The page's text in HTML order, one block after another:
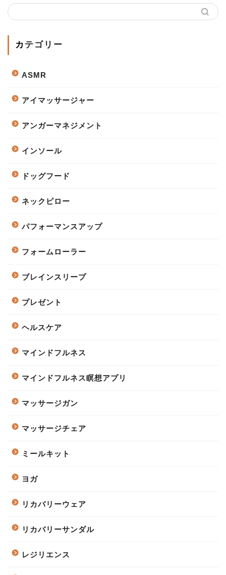
カテゴリー
ASMR
アイマッサージャー
アンガーマネジメント
インソール
ドッグフード
ネックピロー
パフォーマンスアップ
フォームローラー
ブレインスリープ
プレゼント
ヘルスケア
マインドフルネス
マインドフルネス瞑想アプリ
マッサージガン
マッサージチェア
ミールキット
ヨガ
リカバリーウェア
リカバリーサンダル
レジリエンス